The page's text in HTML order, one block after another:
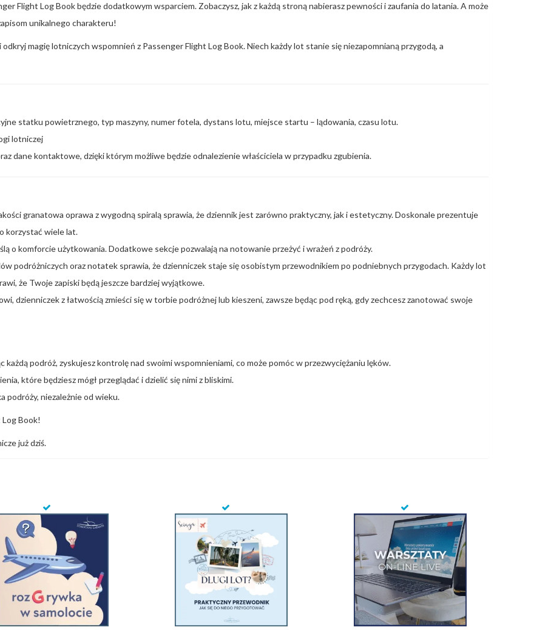
Flight Log Book będzie dodatkowym wsparciem. Zobaczysz, jak z każdą stroną nabierasz pewności i zaufania do latania. A może
unikalnego charakteru!
magię lotniczych wspomnień z Passenger Flight Log Book. Niech każdy lot stanie się niezapomnianą przygodą, a
statku powietrznego, typ maszyny, numer fotela, dystans lotu, miejsce startu – lądowania, czasu lotu.
lotniczej
dane kontaktowe, dzięki którym możliwe będzie odnalezienie właściciela w przypadku zgubienia.
granatowa oprawa z wygodną spiralą sprawia, że dziennik jest zarówno praktyczny, jak i estetyczny. Doskonale prezentuje
korzystać wiele lat.
o komforcie użytkowania. Dodatkowe sekcje pozwalają na notowanie przeżyć i wrażeń z podróży.
podróżniczych oraz notatek sprawia, że dzienniczek staje się osobistym przewodnikiem po podniebnych przygodach. Każdy lot
że Twoje zapiski będą jeszcze bardziej wyjątkowe.
dzienniczek z łatwością zmieści się w torbie podróżnej lub kieszeni, zawsze będąc pod ręką, gdy zechcesz zanotować swoje
każdą podróż, zyskujesz kontrolę nad swoimi wspomnieniami, co może pomóc w przezwyciężaniu lęków.
które będziesz mógł przeglądać i dzielić się nimi z bliskimi.
podróży, niezależnie od wieku.
Book!
już dziś.